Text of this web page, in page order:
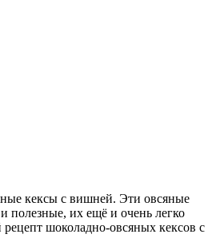
кексы с вишней. Эти овсяные
полезные, их ещё и очень легко
шоколадно-овсяных кексов с